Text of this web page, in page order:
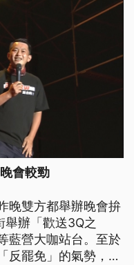
會較勁
晚雙方都舉辦晚會拚
辦「歡送3Q之
藍營大咖站台。至於
反罷免」的氣勢，他